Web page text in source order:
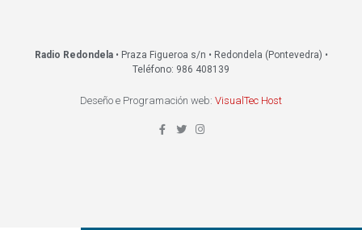
Radio Redondela• Praza Figueroa s/n • Redondela (Pontevedra) •
Teléfono: 986 408139
Deseño e Programación web: VisualTec Host